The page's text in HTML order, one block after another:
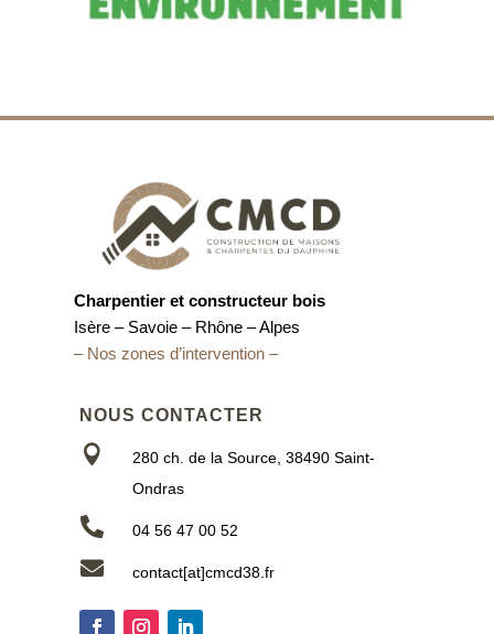
Charpentier et constructeur bois
Isère – Savoie – Rhône – Alpes
– Nos zones d’intervention –
NOUS CONTACTER

280 ch. de la Source, 38490 Saint-
Ondras
 04 56 47 00 52
 contact[at]cmcd38.fr